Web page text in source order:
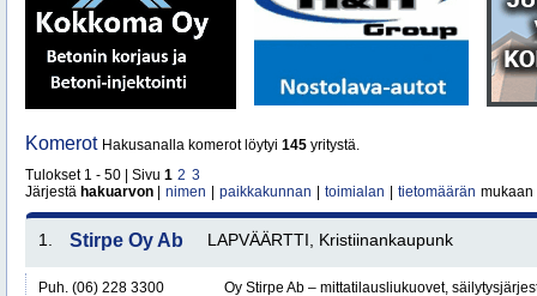
Komerot Hakusanalla komerot löytyi 145 yritystä.
Tulokset 1 - 50 | Sivu 1 2 3
Järjestä hakuarvon nimen paikkakunnan toimialan tietomäärän mukaan
1. Stirpe Oy Ab LAPVÄÄRTTI, Kristiinankaupunk
Puh. (06) 228 3300
Oy Stirpe Ab – mittatilausliukuovet,